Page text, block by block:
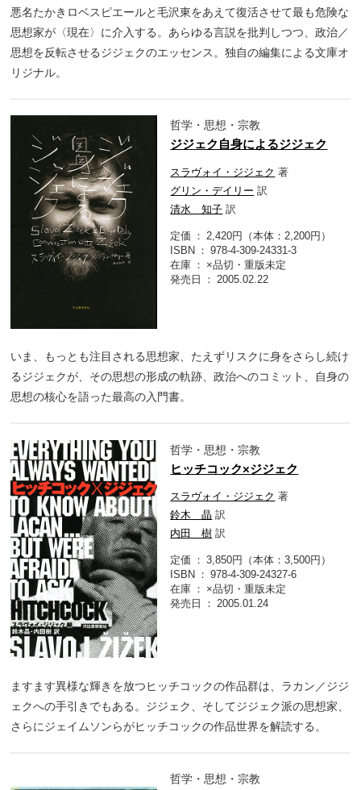
悪名たかきロベスピエールと毛沢東をあえて復活させて最も危険な
思想家が〈現在〉に介入する。あらゆる言説を批判しつつ、政治／
思想を反転させるジジェクのエッセンス。独自の編集による文庫オ
リジナル。
哲学・思想・宗教
ジジェク自身によるジジェク
スラヴォイ・ジジェク 著
グリン・デイリー 訳
清水 知子 訳
定価
2,420円（本体：2,200円）
ISBN
978-4-309-24331-3
在庫
×品切・重版未定
発売日
2005.02.22
いま、もっとも注目される思想家、たえずリスクに身をさらし続け
るジジェクが、その思想の形成の軌跡、政治へのコミット、自身の
思想の核心を語った最高の入門書。
哲学・思想・宗教
ヒッチコック×ジジェク
スラヴォイ・ジジェク 著
鈴木 晶 訳
内田 樹 訳
定価
3,850円（本体：3,500円）
ISBN
978-4-309-24327-6
在庫
×品切・重版未定
発売日
2005.01.24
ますます異様な輝きを放つヒッチコックの作品群は、ラカン／ジジ
ェクへの手引きでもある。ジジェク、そしてジジェク派の思想家、
さらにジェイムソンらがヒッチコックの作品世界を解読する。
哲学・思想・宗教